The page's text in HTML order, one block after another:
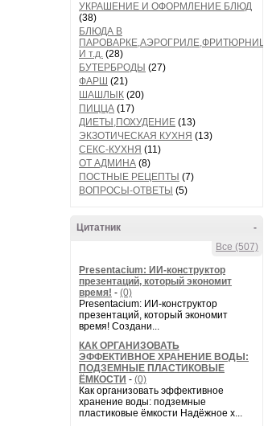
УКРАШЕНИЕ И ОФОРМЛЕНИЕ БЛЮД
(38)
БЛЮДА В
ПАРОВАРКЕ,АЭРОГРИЛЕ,ФРИТЮРНИЦЕ
И т.д. (28)
БУТЕРБРОДЫ (27)
ФАРШ (21)
ШАШЛЫК (20)
ПИЦЦА (17)
ДИЕТЫ,ПОХУДЕНИЕ (13)
ЭКЗОТИЧЕСКАЯ КУХНЯ (13)
СЕКС-КУХНЯ (11)
ОТ АДМИНА (8)
ПОСТНЫЕ РЕЦЕПТЫ (7)
ВОПРОСЫ-ОТВЕТЫ (5)
-
Цитатник
Все (507)
Presentacium: ИИ‑конструктор
презентаций, который экономит
время! - (0)
Presentacium: ИИ‑конструктор
презентаций, который экономит
время! Создани...
КАК ОРГАНИЗОВАТЬ
ЭФФЕКТИВНОЕ ХРАНЕНИЕ ВОДЫ:
ПОДЗЕМНЫЕ ПЛАСТИКОВЫЕ
ЁМКОСТИ - (0)
Как организовать эффективное
хранение воды: подземные
пластиковые ёмкости Надёжное х...